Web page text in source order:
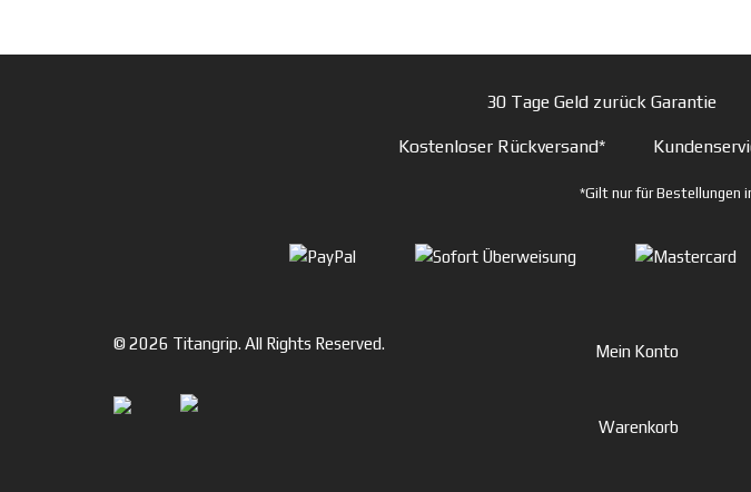
30 Tage Geld zurück Garantie
Kostenloser Rückversand*
*Gilt nur für Bestellungen
© 2026 Titangrip. All Rights Reserved. Mein Konto
Warenkorb